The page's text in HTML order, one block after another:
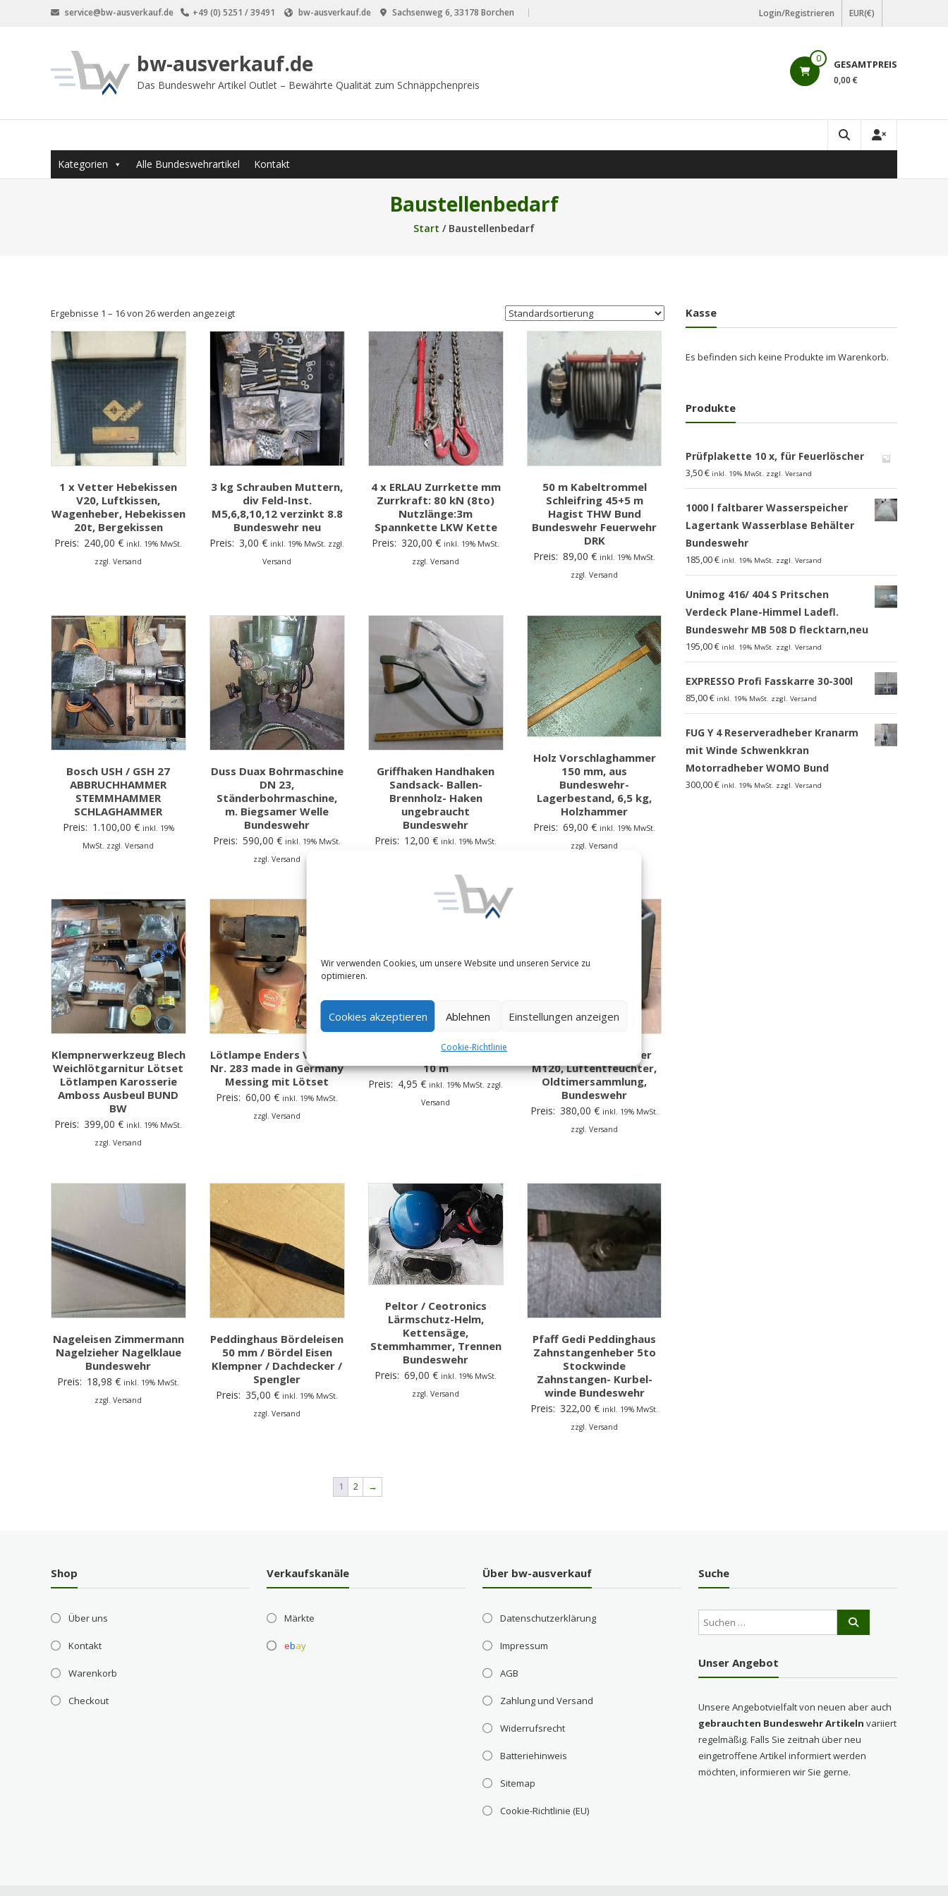
Wir verwenden Cookies, um unsere Website und unseren Service zu
optimieren.
Cookies akzeptieren Ablehnen Einstellungen anzeigen
Cookie-Richtlinie
service@bw-ausverkauf.de +49 (0) 5251 / 39491 bw-ausverkauf.de Sachsenweg 6, 33178 Borchen Login/Registrieren EUR(€)
bw-ausverkauf.de
Das Bundeswehr Artikel Outlet – Bewährte Qualität zum Schnäppchenpreis
0 GESAMTPREIS
0,00 €
Kategorien Alle Bundeswehrartikel Kontakt
Baustellenbedarf
Start / Baustellenbedarf
Ergebnisse 1 – 16 von 26 werden angezeigt
1 x Vetter Hebekissen
V20, Luftkissen,
Wagenheber, Hebekissen
20t, Bergekissen
Preis: 240,00€ inkl. 19% MwSt.
zzgl. Versand
3 kg Schrauben Muttern,
div Feld-Inst.
M5,6,8,10,12 verzinkt 8.8
Bundeswehr neu
Preis: 3,00€ inkl. 19% MwSt. zzgl.
Versand
4 x ERLAU Zurrkette mm
Zurrkraft: 80 kN (8to)
Nutzlänge:3m
Spannkette LKW Kette
Preis: 320,00€ inkl. 19% MwSt.
zzgl. Versand
50 m Kabeltrommel
Schleifring 45+5 m
Hagist THW Bund
Bundeswehr Feuerwehr
DRK
Preis: 89,00€ inkl. 19% MwSt.
zzgl. Versand
Bosch USH / GSH 27
ABBRUCHHAMMER
STEMMHAMMER
SCHLAGHAMMER
Preis: 1.100,00 € inkl. 19%
MwSt. zzgl. Versand
Duss Duax Bohrmaschine
DN 23,
Ständerbohrmaschine,
m. Biegsamer Welle
Bundeswehr
Preis: 590,00€ inkl. 19% MwSt.
zzgl. Versand
Griffhaken Handhaken
Sandsack- Ballen-
Brennholz- Haken
ungebraucht
Bundeswehr
Preis: 12,00€ inkl. 19% MwSt.
Holz Vorschlaghammer
150 mm, aus
Bundeswehr-
Lagerbestand, 6,5 kg,
Holzhammer
Preis: 69,00€ inkl. 19% MwSt.
zzgl. Versand
Klempnerwerkzeug Blech
Weichlötgarnitur Lötset
Lötlampen Karosserie
Amboss Ausbeul BUND
BW
Preis: 399,00€ inkl. 19% MwSt.
zzgl. Versand
Lötlampe Enders Vulcano
Nr. 283 made in Germany
Messing mit Lötset
Preis: 60,00€ inkl. 19% MwSt.
zzgl. Versand
Maßband, Messband,
Bandmaß, Rollbandmaß
10 m
Preis: 4,95€ inkl. 19% MwSt. zzgl.
Versand
Munters Bautrockner
M120, Luftentfeuchter,
Oldtimersammlung,
Bundeswehr
Preis: 380,00€ inkl. 19% MwSt.
zzgl. Versand
Nageleisen Zimmermann
Nagelzieher Nagelklaue
Bundeswehr
Preis: 18,98€ inkl. 19% MwSt.
zzgl. Versand
Peddinghaus Bördeleisen
50 mm / Bördel Eisen
Klempner / Dachdecker /
Spengler
Preis: 35,00€ inkl. 19% MwSt.
zzgl. Versand
Peltor / Ceotronics
Lärmschutz-Helm,
Kettensäge,
Stemmhammer, Trennen
Bundeswehr
Preis: 69,00€ inkl. 19% MwSt.
zzgl. Versand
Pfaff Gedi Peddinghaus
Zahnstangenheber 5to
Stockwinde
Zahnstangen- Kurbel-
winde Bundeswehr
Preis: 322,00€ inkl. 19% MwSt.
zzgl. Versand
1 2 →
Kasse
Es befinden sich keine Produkte im Warenkorb.
Produkte
Prüfplakette 10 x, für Feuerlöscher
3,50€ inkl. 19% MwSt. zzgl. Versand
1000 l faltbarer Wasserspeicher
Lagertank Wasserblase Behälter
Bundeswehr
185,00€ inkl. 19% MwSt. zzgl. Versand
Unimog 416/ 404 S Pritschen
Verdeck Plane-Himmel Ladefl.
Bundeswehr MB 508 D flecktarn,neu
195,00€ inkl. 19% MwSt. zzgl. Versand
EXPRESSO Profi Fasskarre 30-300l
85,00€ inkl. 19% MwSt. zzgl. Versand
FUG Y 4 Reserveradheber Kranarm
mit Winde Schwenkkran
Motorradheber WOMO Bund
300,00€ inkl. 19% MwSt. zzgl. Versand
Shop
Über uns
Kontakt
Warenkorb
Checkout
Verkaufskanäle
Märkte
ebay
Über bw-ausverkauf
Datenschutzerklärung
Impressum
AGB
Zahlung und Versand
Widerrufsrecht
Batteriehinweis
Sitemap
Cookie-Richtlinie (EU)
Suche
Unser Angebot
Unsere Angebotvielfalt von neuen aber auch
gebrauchten Bundeswehr Artikelnvariiert
regelmäßig. Falls Sie zeitnah über neu
eingetroffene Artikel informiert werden
möchten, informieren wir Sie gerne.